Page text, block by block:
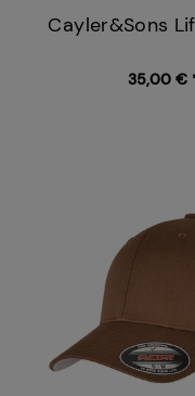
Cayler&Sons
35,00 €